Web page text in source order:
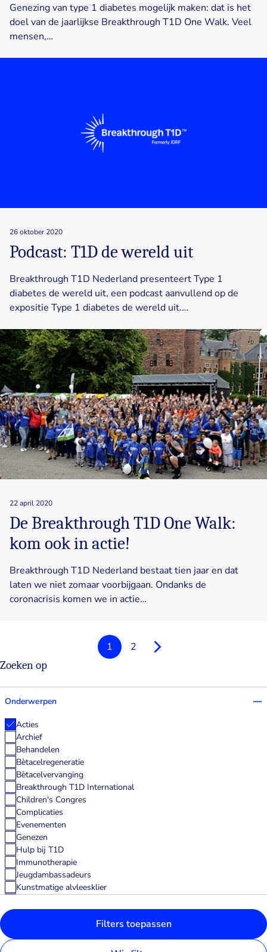
Genezing van type 1 diabetes mogelijk maken: dat is het
doel van de jaarlijkse Breakthrough T1D One Walk. Veel
mensen,…
26 oktober 2020
Podcast: T1D de wereld uit
Breakthrough T1D Nederland presenteert Type 1
diabetes de wereld uit, een podcast aanvullend op de
expositie Type 1 diabetes de wereld uit.…
22 april 2020
De Breakthrough T1D One Walk:
kom ook in actie!
Breakthrough T1D Nederland bestaat tien jaar en dat
laten we niet zomaar voorbijgaan. Ondanks de
coronacrisis komen we in actie…
1 2
Volgende
Zoeken op
Onderwerpen
Acties
Archief
Behandelen
Bètacelregeneratie
Bètacelvervanging
Breakthrough T1D International
Children's Congres
Complicaties
Evenementen
Genezen
Hulp bij T1D
Immunotherapie
Jeugdambassadeurs
Kunstmatige alvleesklier
Nieuws
Nieuwsbrief
Filters toepassen